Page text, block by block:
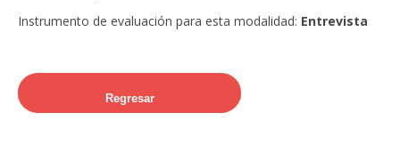
Instrumento de evaluación para esta modalidad: Entrevista
Regresar